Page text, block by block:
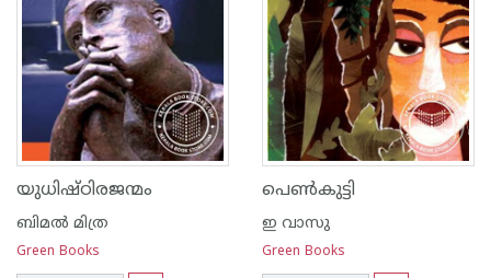
യുധിഷ്ഠിരജന്മം
ബിമല്‍ മിത്ര
Green Books
പെണ്‍കുട്ടി
ഇ വാസു
Green Books